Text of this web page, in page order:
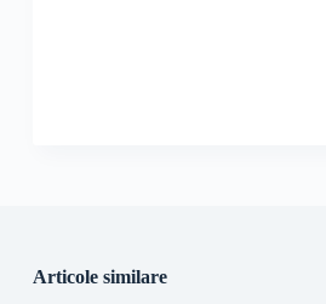
Articole similare